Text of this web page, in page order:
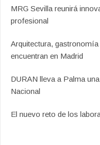
MRG Sevilla reunirá
profesional
Arquitectura,
encuentran en Madrid
DURAN lleva a Palma
Nacional
El nuevo reto de los